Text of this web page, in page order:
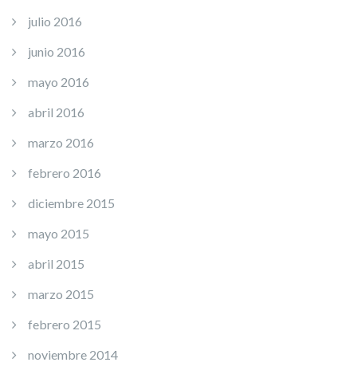
julio 2016
junio 2016
mayo 2016
abril 2016
marzo 2016
febrero 2016
diciembre 2015
mayo 2015
abril 2015
marzo 2015
febrero 2015
noviembre 2014